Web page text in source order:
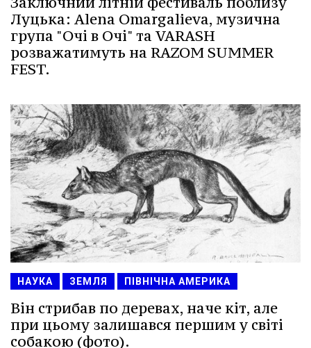
Луцька: Alena Omargalieva, музична
група "Очі в Очі" та VARASH
розважатимуть на RAZOM SUMMER
FEST.
НАУКА ЗЕМЛЯ ПІВНІЧНА АМЕРИКА
Він стрибав по деревах, наче кіт, але
при цьому залишався першим у світі
собакою (фото).